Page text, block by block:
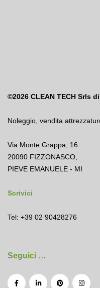
©2026 CLEAN TECH Srls
Noleggio vendita
Via Monte Grappa, 16
20090 FIZZONASCO,
PIEVE EMANUELE - MI
Scrivici
Tel: +39 02 90428276
Seguici …